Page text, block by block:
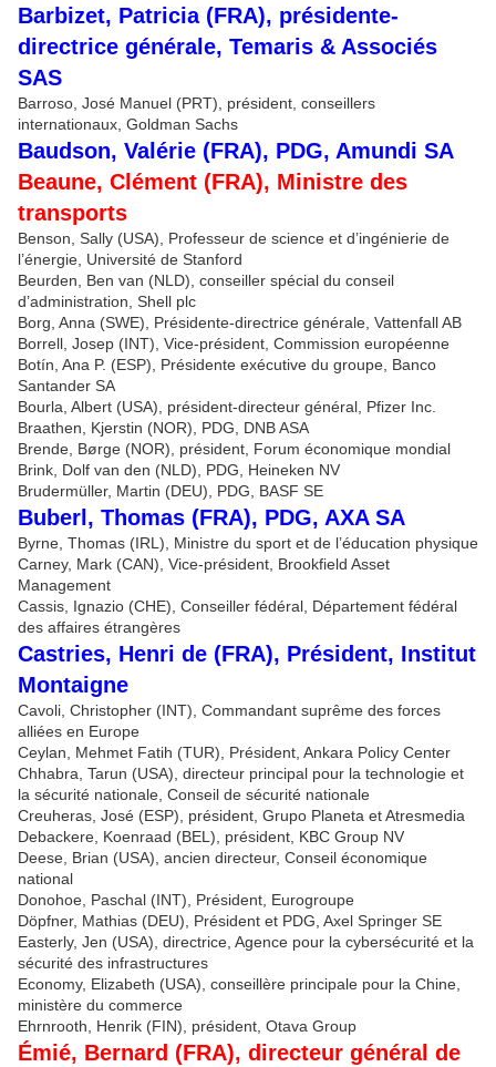
Barbizet, Patricia (FRA), présidente-
directrice générale, Temaris & Associés
SAS
Barroso, José Manuel (PRT), président, conseillers
internationaux, Goldman Sachs
Baudson, Valérie (FRA), PDG, Amundi SA
Beaune, Clément (FRA), Ministre des
transports
Benson, Sally (USA), Professeur de science et d’ingénierie de
l’énergie, Université de Stanford
Beurden, Ben van (NLD), conseiller spécial du conseil
d’administration, Shell plc
Borg, Anna (SWE), Présidente-directrice générale, Vattenfall AB
Borrell, Josep (INT), Vice-président, Commission européenne
Botín, Ana P. (ESP), Présidente exécutive du groupe, Banco
Santander SA
Bourla, Albert (USA), président-directeur général, Pfizer Inc.
Braathen, Kjerstin (NOR), PDG, DNB ASA
Brende, Børge (NOR), président, Forum économique mondial
Brink, Dolf van den (NLD), PDG, Heineken NV
Brudermüller, Martin (DEU), PDG, BASF SE
Buberl, Thomas (FRA), PDG, AXA SA
Byrne, Thomas (IRL), Ministre du sport et de l’éducation physique
Carney, Mark (CAN), Vice-président, Brookfield Asset
Management
Cassis, Ignazio (CHE), Conseiller fédéral, Département fédéral
des affaires étrangères
Castries, Henri de (FRA), Président, Institut
Montaigne
Cavoli, Christopher (INT), Commandant suprême des forces
alliées en Europe
Ceylan, Mehmet Fatih (TUR), Président, Ankara Policy Center
Chhabra, Tarun (USA), directeur principal pour la technologie et
la sécurité nationale, Conseil de sécurité nationale
Creuheras, José (ESP), président, Grupo Planeta et Atresmedia
Debackere, Koenraad (BEL), président, KBC Group NV
Deese, Brian (USA), ancien directeur, Conseil économique
national
Donohoe, Paschal (INT), Président, Eurogroupe
Döpfner, Mathias (DEU), Président et PDG, Axel Springer SE
Easterly, Jen (USA), directrice, Agence pour la cybersécurité et la
sécurité des infrastructures
Economy, Elizabeth (USA), conseillère principale pour la Chine,
ministère du commerce
Ehrnrooth, Henrik (FIN), président, Otava Group
Émié, Bernard (FRA), directeur général de